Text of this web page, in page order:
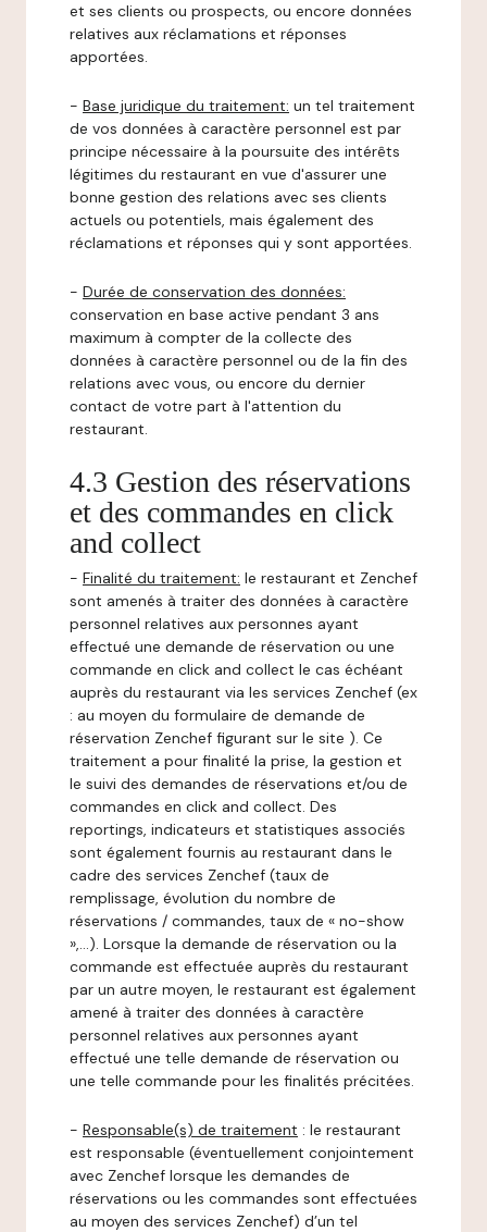
et ses clients ou prospects, ou encore données
relatives aux réclamations et réponses
apportées.
- Base juridique du traitement: un tel traitement
de vos données à caractère personnel est par
principe nécessaire à la poursuite des intérêts
légitimes du restaurant en vue d'assurer une
bonne gestion des relations avec ses clients
actuels ou potentiels, mais également des
réclamations et réponses qui y sont apportées.
- Durée de conservation des données:
conservation en base active pendant 3 ans
maximum à compter de la collecte des
données à caractère personnel ou de la fin des
relations avec vous, ou encore du dernier
contact de votre part à l'attention du
restaurant.
4.3 Gestion des réservations
et des commandes en click
and collect
- Finalité du traitement: le restaurant et Zenchef
sont amenés à traiter des données à caractère
personnel relatives aux personnes ayant
effectué une demande de réservation ou une
commande en click and collect le cas échéant
auprès du restaurant via les services Zenchef (ex
: au moyen du formulaire de demande de
réservation Zenchef figurant sur le site ). Ce
traitement a pour finalité la prise, la gestion et
le suivi des demandes de réservations et/ou de
commandes en click and collect. Des
reportings, indicateurs et statistiques associés
sont également fournis au restaurant dans le
cadre des services Zenchef (taux de
remplissage, évolution du nombre de
réservations / commandes, taux de « no-show
»,…). Lorsque la demande de réservation ou la
commande est effectuée auprès du restaurant
par un autre moyen, le restaurant est également
amené à traiter des données à caractère
personnel relatives aux personnes ayant
effectué une telle demande de réservation ou
une telle commande pour les finalités précitées.
- Responsable(s) de traitement : le restaurant
est responsable (éventuellement conjointement
avec Zenchef lorsque les demandes de
réservations ou les commandes sont effectuées
au moyen des services Zenchef) d’un tel